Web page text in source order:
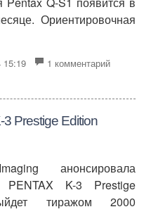
Ориентировочная
15:19 1 комментарий
Prestige Edition
анонсировала
PENTAX K-3 Prestige
тиражом 2000